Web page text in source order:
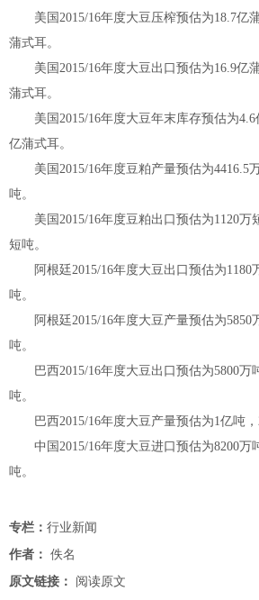
美国2015/16年度大豆压榨预估为18.7亿
蒲式耳。
美国2015/16年度大豆出口预估为16.9亿
蒲式耳。
美国2015/16年度大豆年末库存预估为4.6
亿蒲式耳。
美国2015/16年度豆粕产量预估为4416.5
吨。
美国2015/16年度豆粕出口预估为1120万
短吨。
阿根廷2015/16年度大豆出口预估为1180
吨。
阿根廷2015/16年度大豆产量预估为5850
吨。
巴西2015/16年度大豆出口预估为5800万
吨。
巴西2015/16年度大豆产量预估为1亿吨，
中国2015/16年度大豆进口预估为8200万
吨。
专栏： 行业新闻
作者： 佚名
原文链接：
阅读原文